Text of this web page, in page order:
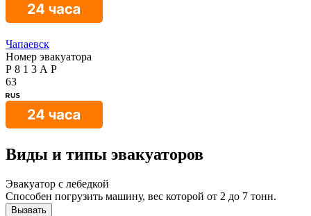
Чапаевск
Номер эвакуатора
Р 8 1 3 А Р
63
Виды и типы эвакуаторов
Эвакуатор с лебедкой
Способен погрузить машину, вес которой от 2 до 7 тонн.
Вызвать